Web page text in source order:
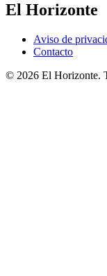
El Horizonte
Aviso de
Contacto
© 2026 El Horizonte.